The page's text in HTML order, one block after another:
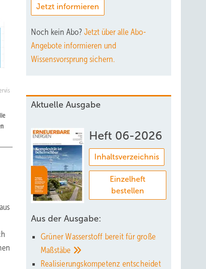
Jetzt informieren
Noch kein Abo? Jetzt über alle Abo-
Angebote informieren und
Wissensvorsprung sichern.
Aktuelle Ausgabe
Heft 06-2026
Inhaltsverzeichnis
Einzelheft
bestellen
Aus der Ausgabe:
Grüner Wasserstoff bereit für große
Maßstäbe
Realisierungskompetenz entscheidet